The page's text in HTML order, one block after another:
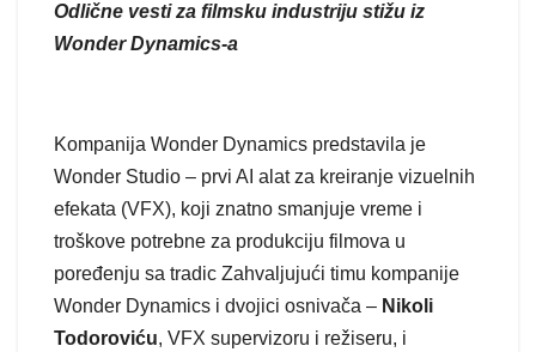
Odlične vesti za filmsku industriju stižu iz
Wonder Dynamics-a
Kompanija Wonder Dynamics predstavila je
Wonder Studio – prvi AI alat za kreiranje vizuelnih
efekata (VFX), koji znatno smanjuje vreme i
troškove potrebne za produkciju filmova u
poređenju sa tradic Zahvaljujući timu kompanije
Wonder Dynamics i dvojici osnivača – Nikoli
Todoroviću, VFX supervizoru i režiseru, i